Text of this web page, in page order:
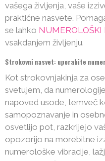
vašega življenja, vaše
praktične nasvete.
se lahko NUMEROLOŠKI
vsakdanjem življenju.
Strokovni nasvet: uporabite
Kot strokovnjakinja za
svetujem, da
napoved usode, temveč
samopoznavanje in
osvetlijo pot, razkrijejo
opozorijo na morebitne
numerološke vibracije,